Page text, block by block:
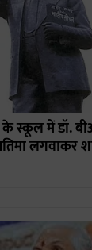
के स्कूल में डॉ.
लगवाकर